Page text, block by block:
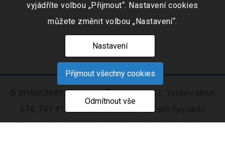
© BRANOMARKET s.r.o., IČO: 253 51 311, Tovární okruh
674, 747 41 Hradec nad Moravicí, Czech Republic
Zapsaná v obchodním rejstříku vedeném Krajským
vyjádříte volbou „Přijmout“. Nastavení cookies
můžete změnit volbou „Nastavení“.
Nastavení
Přijmout všechny cookies
Odmítnout vše